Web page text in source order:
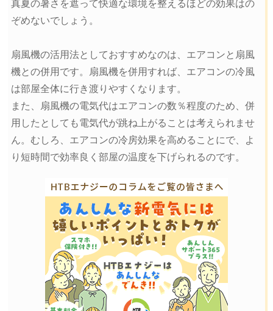
真夏の暑さを遮って快適な環境を整えるほどの効果はの
ぞめないでしょう。
扇風機の活用法としておすすめなのは、エアコンと扇風
機との併用です。扇風機を併用すれば、エアコンの冷風
は部屋全体に行き渡りやすくなります。
また、扇風機の電気代はエアコンの数％程度のため、併
用したとしても電気代が跳ね上がることは考えられませ
ん。むしろ、エアコンの冷房効果を高めることにで、よ
り短時間で効率良く部屋の温度を下げられるのです。